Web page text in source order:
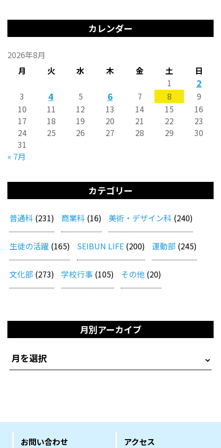
カレンダー
2026年8月
月
火 水 木 金 土 日
« 7月
1 2
3 4 5 6 7 8
9
10
11 12 13 14 15
16
17
18 19 20 21 22
23
24
25 26 27 28 29
30
31
カテゴリー
普通科 (231) 商業科 (16) 美術・デザイン科 (240)
生徒の活躍 (165) SEIBUN LIFE (200) 運動部 (245)
文化部 (273) 学校行事 (105) その他 (20)
月別アーカイブ
お問い合わせ アクセス